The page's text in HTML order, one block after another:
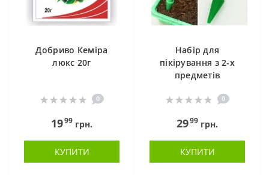
Добриво Кеміра
люкс 20г
0
1999 грн.
КУПИТИ
Набір для
пікірування з 2-х
предметів
0
2999 грн.
КУПИТИ